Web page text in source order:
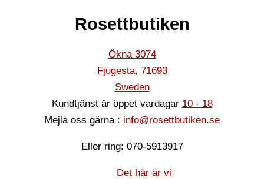
Rosettbutiken
Ökna 3074
Fjugesta, 71693
Sweden
Kundtjänst är öppet vardagar 10 - 18
Mejla oss gärna : info@rosettbutiken.se
Eller ring: 070-5913917
Det här är vi